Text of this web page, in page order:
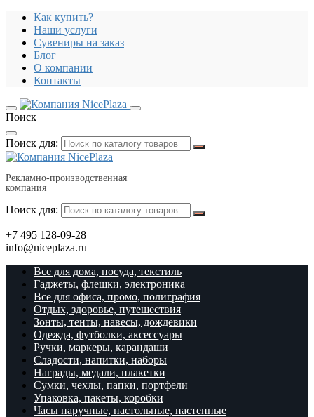
Как купить?
Наши услуги
Сувениры на заказ
Блог
О компании
Контакты
Поиск
Поиск для:
Рекламно-производственная
компания
Поиск для:
+7 495 128-09-28
info@niceplaza.ru
Все для дома, посуда, текстиль
Гаджеты, флешки, электроника
Все для офиса, промо, полиграфия
Отдых, здоровье, путешествия
Зонты, тенты, навесы, дождевики
Одежда, футболки, аксессуары
Ручки, маркеры, карандаши
Сладости, напитки, наборы
Награды, медали, плакетки
Сумки, чехлы, папки, портфели
Упаковка, пакеты, коробки
Часы наручные, настольные, настенные